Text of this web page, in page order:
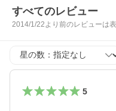
すべてのレビュー
2014/1/22より前のレビューは
星の数
5